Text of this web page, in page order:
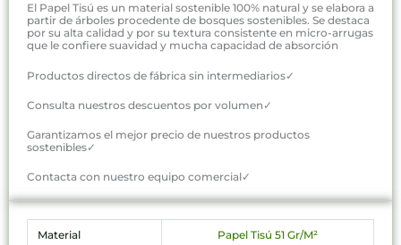
El Papel Tisú es un material sostenible 100% natural y se elabora a
partir de árboles procedente de bosques sostenibles. Se destaca
por su alta calidad y por su textura consistente en micro-arrugas
que le confiere suavidad y mucha capacidad de absorción
Productos directos de fábrica sin intermediarios✓
Consulta nuestros descuentos por volumen✓
Garantizamos el mejor precio de nuestros productos
sostenibles✓
Contacta con nuestro equipo comercial✓
Material Papel Tisú 51 Gr/M²